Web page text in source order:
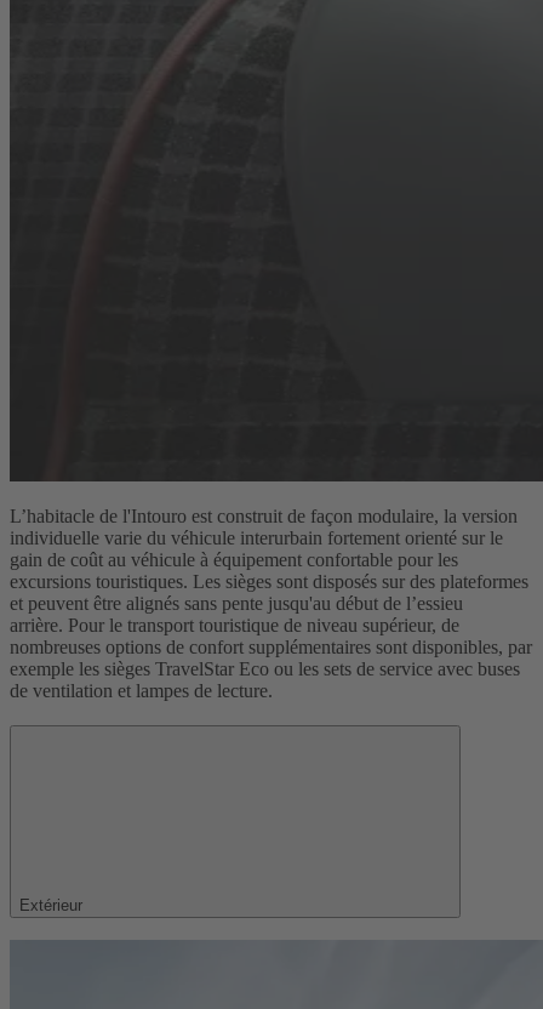
L’habitacle de l'Intouro est construit de façon modulaire, la version
individuelle varie du véhicule interurbain fortement orienté sur le
gain de coût au véhicule à équipement confortable pour les
excursions touristiques. Les sièges sont disposés sur des plateformes
et peuvent être alignés sans pente jusqu'au début de l’essieu
arrière. Pour le transport touristique de niveau supérieur, de
nombreuses options de confort supplémentaires sont disponibles, par
exemple les sièges TravelStar Eco ou les sets de service avec buses
de ventilation et lampes de lecture.
Extérieur